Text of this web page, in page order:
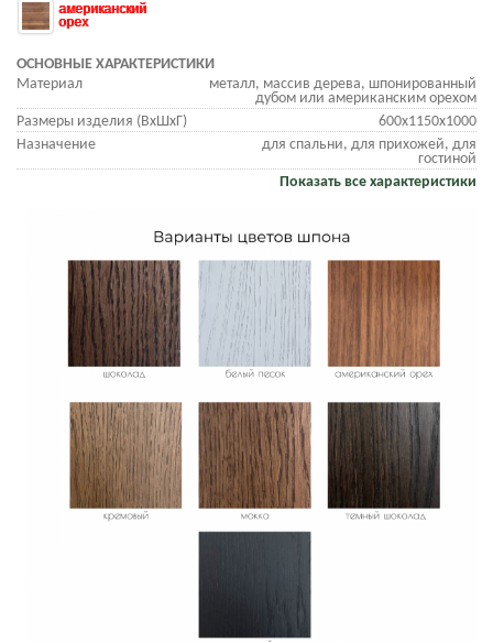
американский
орех
ОСНОВНЫЕ ХАРАКТЕРИСТИКИ
Материал
металл, массив дерева, шпонированный
дубом или американским орехом
Размеры изделия (ВхШхГ)
600х1150х1000
Назначение
для спальни, для прихожей, для
гостиной
Показать все характеристики